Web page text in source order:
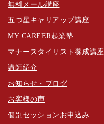
無料メール講座
五つ星キャリアップ講座
MY CAREER起業塾
マナースタイリスト養成講座
講師紹介
お知らせ・ブログ
お客様の声
個別セッションお申込み